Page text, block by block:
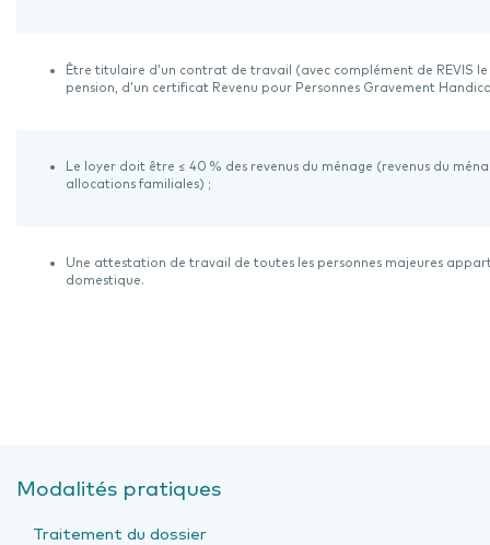
Être titulaire d’un contrat de travail (avec complément de REVIS
pension, d’un certificat Revenu pour Personnes Gravement
Le loyer doit être ≤ 40 % des revenus du ménage (revenus du
allocations familiales) ;
Une attestation de travail de toutes les personnes majeures
domestique.
Modalités pratiques
Traitement du dossier